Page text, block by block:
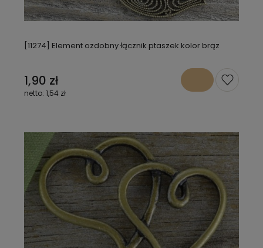
[11274] Element ozdobny łącznik ptaszek kolor brąz
1,90 zł
1,54 zł